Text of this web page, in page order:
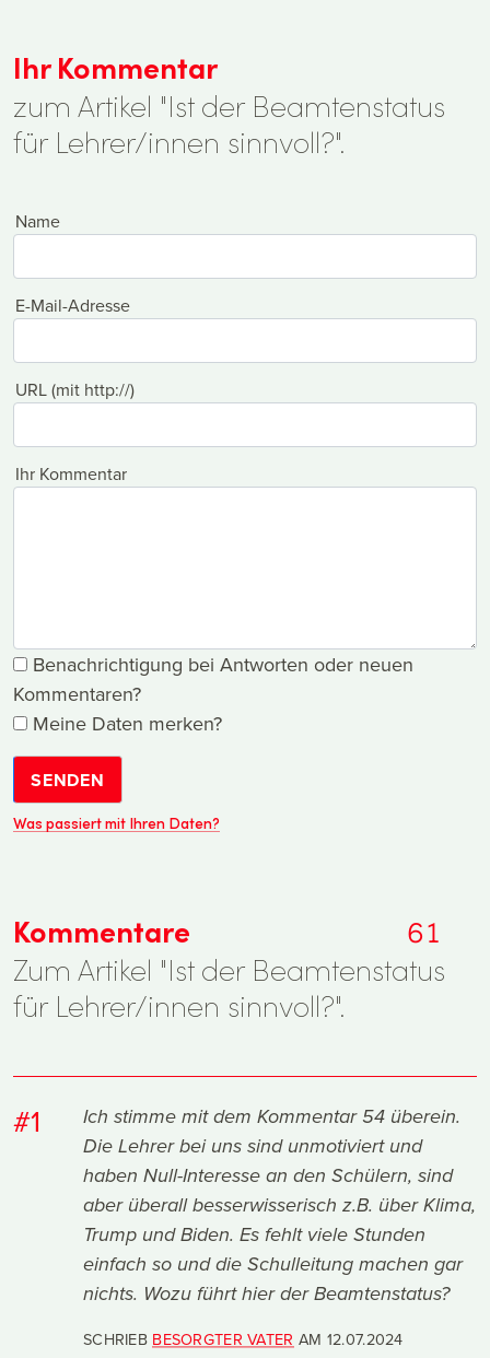
Ihr Kommentar
zum Artikel "Ist der Beamtenstatus
für Lehrer/innen sinnvoll?".
Name
E-Mail-Adresse
URL (mit http://)
Ihr Kommentar
Benachrichtigung bei Antworten oder neuen
Kommentaren?
Meine Daten merken?
SENDEN
Was passiert mit Ihren Daten?
Kommentare
61
Zum Artikel "Ist der Beamtenstatus
für Lehrer/innen sinnvoll?".
#1
Ich stimme mit dem Kommentar 54 überein.
Die Lehrer bei uns sind unmotiviert und
haben Null-Interesse an den Schülern, sind
aber überall besserwisserisch z.B. über Klima,
Trump und Biden. Es fehlt viele Stunden
einfach so und die Schulleitung machen gar
nichts. Wozu führt hier der Beamtenstatus?
SCHRIEB BESORGTER VATER AM 12.07.2024